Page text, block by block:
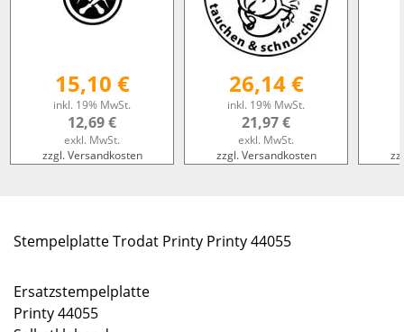
15,10 €
inkl. 19% MwSt.
12,69 €
exkl. MwSt.
zzgl. Versandkosten
26,14 €
inkl. 19% MwSt.
21,97 €
exkl. MwSt.
zzgl. Versandkosten
Stempelplatte Trodat Printy Printy 44055
Ersatzstempelplatte
Printy 44055